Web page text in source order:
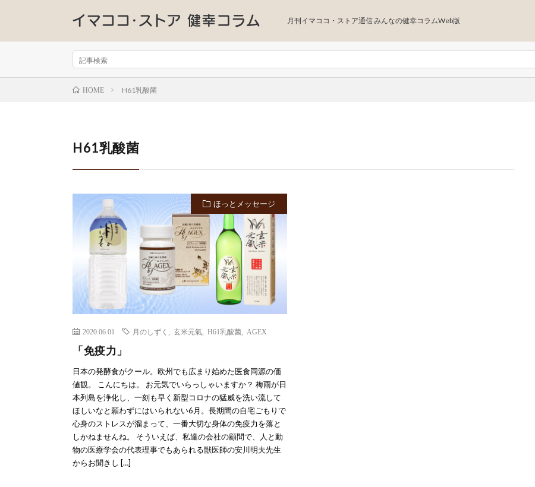
月刊イマココ・ストア通信 みんなの健幸コラムWeb版
HOME H61乳酸菌
H61乳酸菌
ほっとメッセージ
2020.06.01 月のしずく 玄米元氣 H61乳酸菌 AGEX
「免疫力」
日本の発酵食がクール。欧州でも広まり始めた医食同源の価
値観。 こんにちは。 お元気でいらっしゃいますか？ 梅雨が日
本列島を浄化し、一刻も早く新型コロナの猛威を洗い流して
ほしいなと願わずにはいられない6月。長期間の自宅ごもりで
心身のストレスが溜まって、一番大切な身体の免疫力を落と
しかねませんね。 そういえば、私達の会社の顧問で、人と動
物の医療学会の代表理事でもあられる獣医師の安川明夫先生
からお聞きし […]